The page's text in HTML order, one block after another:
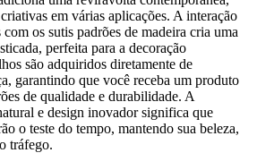
em várias aplicações. A interação
os sutis padrões de madeira cria uma
perfeita para a decoração
são adquiridos diretamente de
garantindo que você receba um produto
de qualidade e durabilidade. A
e design inovador significa que
o teste do tempo, mantendo sua beleza,
tráfego.